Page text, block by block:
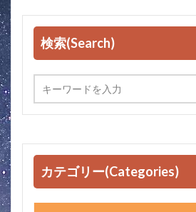
検索(Search)
カテゴリー(Categories)